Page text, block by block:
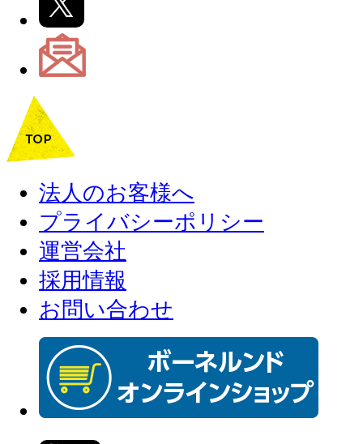
法人のお客様へ
プライバシーポリシー
運営会社
採用情報
お問い合わせ